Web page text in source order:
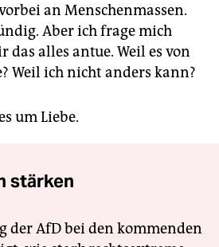
an Menschenmassen.
Aber ich frage mich
das alles antue. Weil es von
Weil ich nicht anders kann?
um Liebe.
stärken
der AfD bei den kommenden